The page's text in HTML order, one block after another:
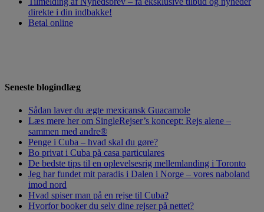
direkte i din indbakke!
Betal online
Seneste blogindlæg
Sådan laver du ægte mexicansk Guacamole
Læs mere her om SingleRejser’s koncept: Rejs alene –
sammen med andre®
Penge i Cuba – hvad skal du gøre?
Bo privat i Cuba på casa particulares
De bedste tips til en oplevelsesrig mellemlanding i Toronto
Jeg har fundet mit paradis i Dalen i Norge – vores naboland
imod nord
Hvad spiser man på en rejse til Cuba?
Hvorfor booker du selv dine rejser på nettet?